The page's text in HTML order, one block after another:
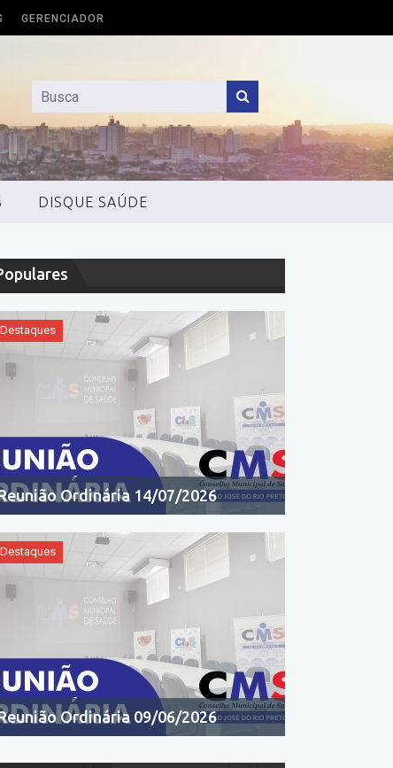
GERENCIADOR
DISQUE SAÚDE
Destaques
Ordinária 14/07/2026
Destaques
Ordinária 09/06/2026